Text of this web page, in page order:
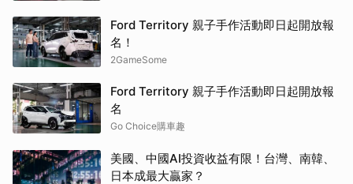
Ford Territory 親子手作活動即日起開放報
名！
2GameSome
Ford Territory 親子手作活動即日起開放報
名
Go Choice購車趣
美國、中國AI投資收益有限！台灣、南韓、
日本成最大贏家？